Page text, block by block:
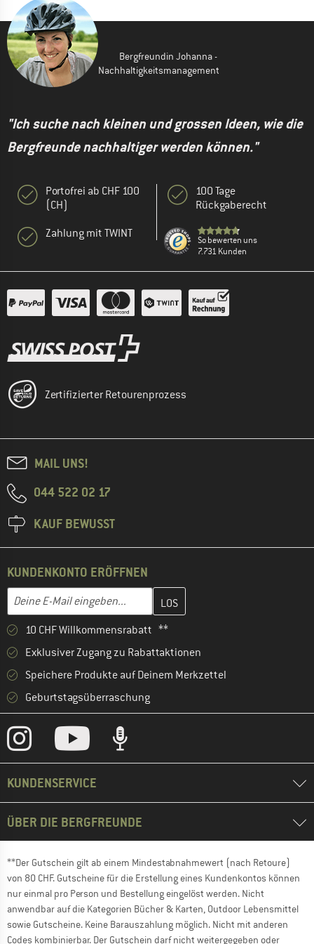
Bergfreundin Johanna -
Nachhaltigkeitsmanagement
"Ich suche nach kleinen und grossen Ideen, wie die
Bergfreunde nachhaltiger werden können."
Portofrei ab CHF 100
(CH)
Zahlung mit TWINT
100 Tage
Rückgaberecht
So bewerten uns
7.731 Kunden
Zertifizierter Retourenprozess
MAIL UNS!
044 522 02 17
KAUF BEWUSST
KUNDENKONTO ERÖFFNEN
E-Mail-Adresse
Gib hier deine E-Mail-Adresse ein und erstelle im nächsten
10 CHF Willkommensrabatt **
Exklusiver Zugang zu Rabattaktionen
Speichere Produkte auf Deinem Merkzettel
Geburtstagsüberraschung
KUNDENSERVICE
ÜBER DIE BERGFREUNDE
**Der Gutschein gilt ab einem Mindestabnahmewert (nach Retoure)
von 80 CHF. Gutscheine für die Erstellung eines Kundenkontos können
nur einmal pro Person und Bestellung eingelöst werden. Nicht
anwendbar auf die Kategorien Bücher & Karten, Outdoor Lebensmittel
sowie Gutscheine. Keine Barauszahlung möglich. Nicht mit anderen
Codes kombinierbar. Der Gutschein darf nicht weitergegeben oder